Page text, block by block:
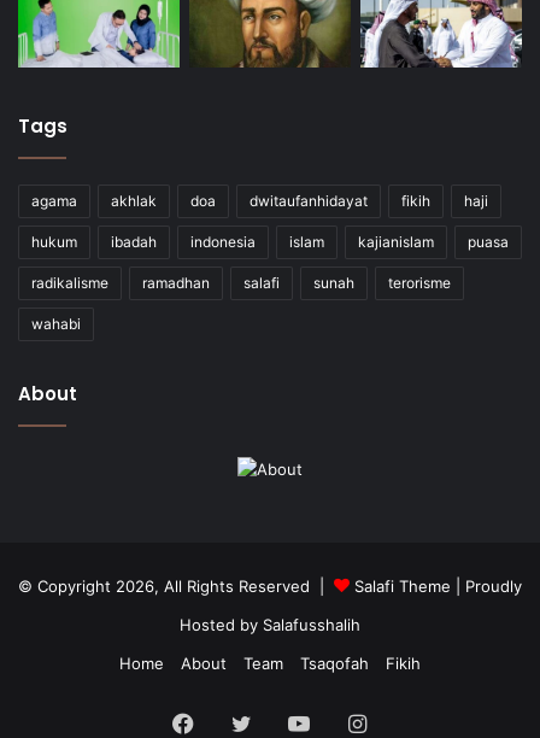
Tags
agama akhlak doa dwitaufanhidayat fikih haji
hukum ibadah indonesia islam kajianislam puasa
radikalisme ramadhan salafi sunah terorisme
wahabi
About
© Copyright 2026, All Rights Reserved | Salafi Theme | Proudly
Hosted by Salafusshalih
Home
About Team Tsaqofah Fikih
Facebook
Twitter YouTubeInstagram